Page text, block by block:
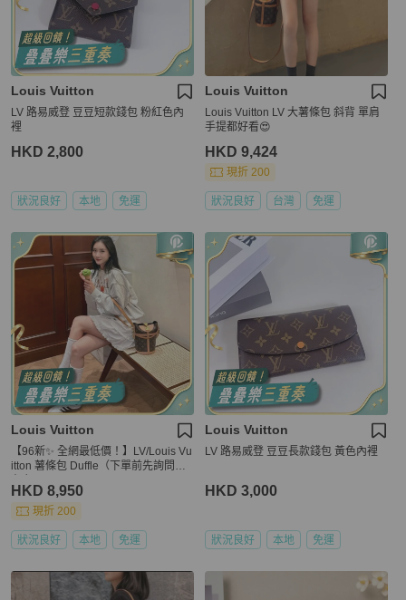
Louis Vuitton
LV 路易威登 豆豆短款錢包 粉紅色內
裡
HKD 2,800
狀況良好 本地 免運
Louis Vuitton
Louis Vuitton LV 大薯條包 斜背 單肩
手提都好看😍
HKD 9,424
現折 200
狀況良好 台灣 免運
Louis Vuitton
【96新✨ 全網最低價！】LV/Louis Vu
itton 薯條包 Duffle（下單前先詢問庫
HKD 8,950
現折 200
狀況良好 本地 免運
Louis Vuitton
LV 路易威登 豆豆長款錢包 黃色內裡
HKD 3,000
狀況良好 本地 免運